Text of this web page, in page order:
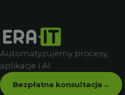
Automatyzujemy procesy,
aplikacje i AI.
Bezpłatna konsultacja →